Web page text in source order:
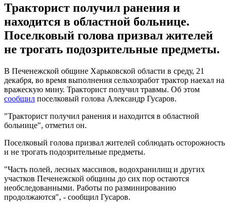
Тракторист получил ранения и
находится в областной больнице.
Поселковый голова призвал жителей
не трогать подозрительные предметы.
В Печенежской общине Харьковской области в среду, 21
декабря, во время выполнения сельхозработ трактор наехал на
вражескую мину. Тракторист получил травмы. Об этом
сообщил поселковый голова Александр Гусаров.
"Тракторист получил ранения и находится в областной
больнице", отметил он.
Поселковый голова призвал жителей соблюдать осторожность
и не трогать подозрительные предметы.
"Часть полей, лесных массивов, водохранилищ и других
участков Печенежской общины до сих пор остаются
необследованными. Работы по разминированию
продолжаются", - сообщил Гусаров.